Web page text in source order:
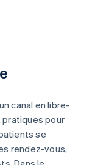
canal en libre-
pour
se
rendez-vous,